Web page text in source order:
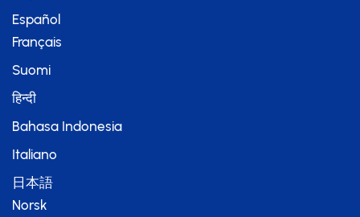
Español
Français
Suomi
हिन्दी
Bahasa Indonesia
Italiano
日本語
Norsk